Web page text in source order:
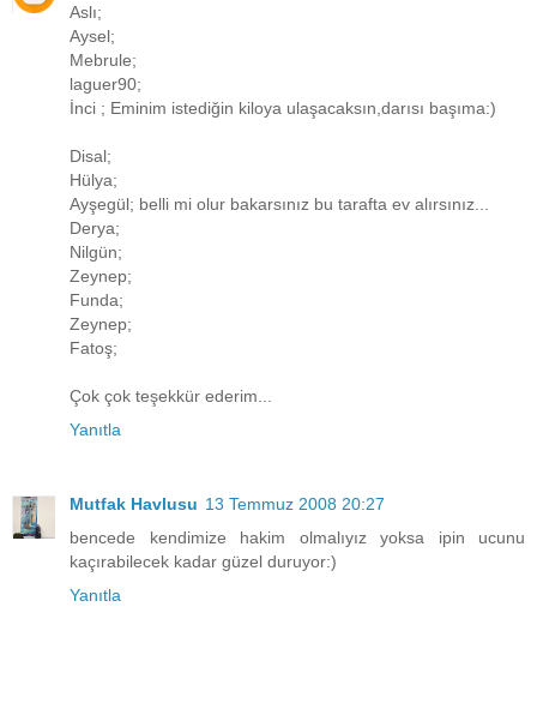
Aslı;
Aysel;
Mebrule;
laguer90;
İnci ; Eminim istediğin kiloya ulaşacaksın,darısı başıma:)
Disal;
Hülya;
Ayşegül; belli mi olur bakarsınız bu tarafta ev alırsınız...
Derya;
Nilgün;
Zeynep;
Funda;
Zeynep;
Fatoş;
Çok çok teşekkür ederim...
Yanıtla
Mutfak Havlusu 13 Temmuz 2008 20:27
bencede kendimize hakim olmalıyız yoksa ipin ucunu
kaçırabilecek kadar güzel duruyor:)
Yanıtla